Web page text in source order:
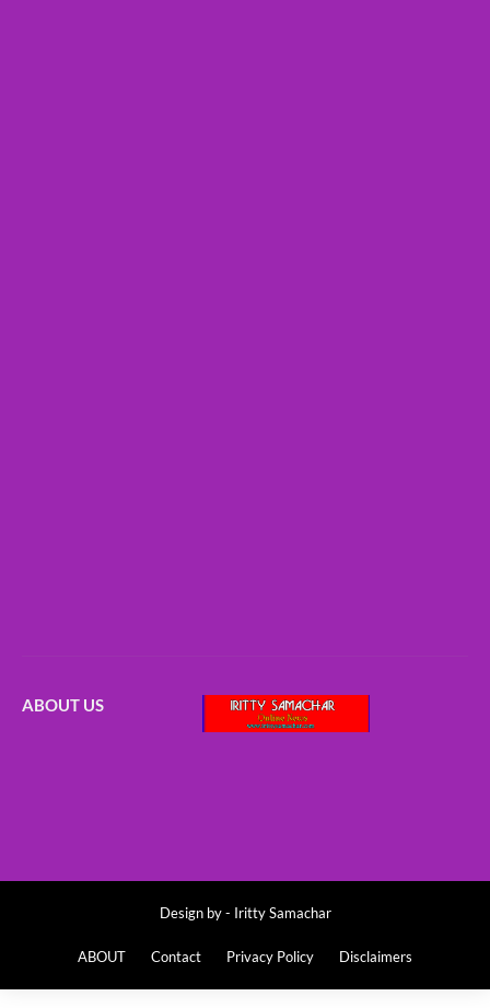
ABOUT US
Design by - Iritty Samachar
ABOUT Contact Privacy Policy Disclaimers